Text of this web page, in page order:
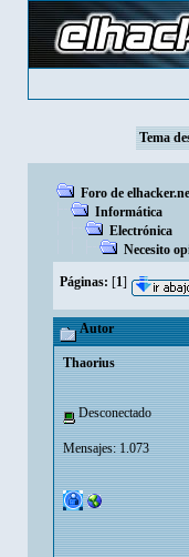
Tema
Foro de
Informática
Electrónica
Necesito
Páginas: [1]
Autor
Thaorius
Desconectado
Mensajes: 1.073